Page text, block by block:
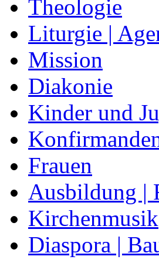
Theologie
Liturgie |
Mission
Diakonie
Kinder und
Frauen
Ausbildung |
Kirchenmusik
Diaspora |